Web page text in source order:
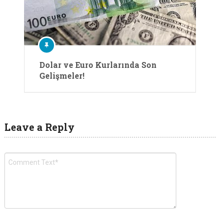
Dolar ve Euro Kurlarında Son
Gelişmeler!
Leave a Reply